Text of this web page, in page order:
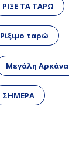
ΡΙΞΕ ΤΑ ΤΑΡΩ
Ρίξιμο ταρώ
Μεγάλη Αρκάνα
ΣΗΜΕΡΑ